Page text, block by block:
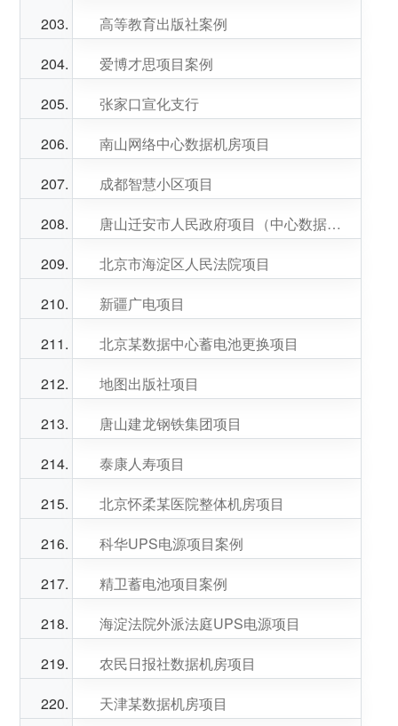
高等教育出版社案例
爱博才思项目案例
张家口宣化支行
南山网络中心数据机房项目
成都智慧小区项目
唐山迁安市人民政府项目（中心数据机房）
北京市海淀区人民法院项目
新疆广电项目
北京某数据中心蓄电池更换项目
地图出版社项目
唐山建龙钢铁集团项目
泰康人寿项目
北京怀柔某医院整体机房项目
科华UPS电源项目案例
精卫蓄电池项目案例
海淀法院外派法庭UPS电源项目
农民日报社数据机房项目
天津某数据机房项目